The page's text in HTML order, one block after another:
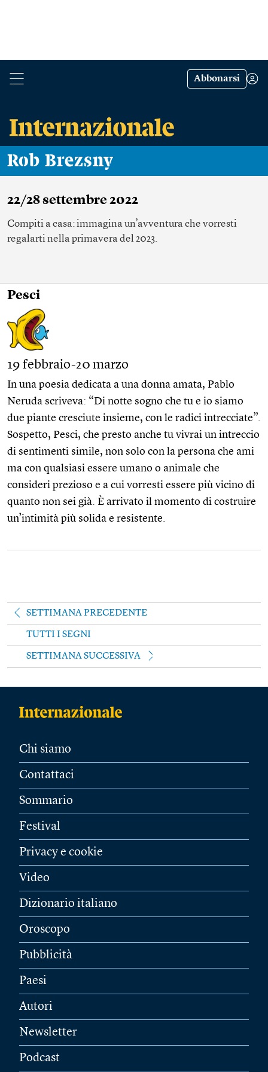
Abbonarsi
Rob Brezsny
22/28 settembre 2022
Compiti a casa: immagina un’avventura che vorresti
regalarti nella primavera del 2023.
Pesci
19 febbraio-20 marzo
In una poesia dedicata a una donna amata, Pablo
Neruda scriveva: “Di notte sogno che tu e io siamo
due piante cresciute insieme, con le radici intrecciate”.
Sospetto, Pesci, che presto anche tu vivrai un intreccio
di sentimenti simile, non solo con la persona che ami
ma con qual­siasi essere umano o animale che
consideri prezioso e a cui vorresti essere più vicino di
quanto non sei già. È arrivato il momento di costruire
un’intimità più solida e resistente.
SETTIMANA PRECEDENTE
TUTTI I SEGNI
SETTIMANA SUCCESSIVA
Chi siamo
Contattaci
Sommario
Festival
Privacy e cookie
Video
Dizionario italiano
Oroscopo
Pubblicità
Paesi
Autori
Newsletter
Podcast